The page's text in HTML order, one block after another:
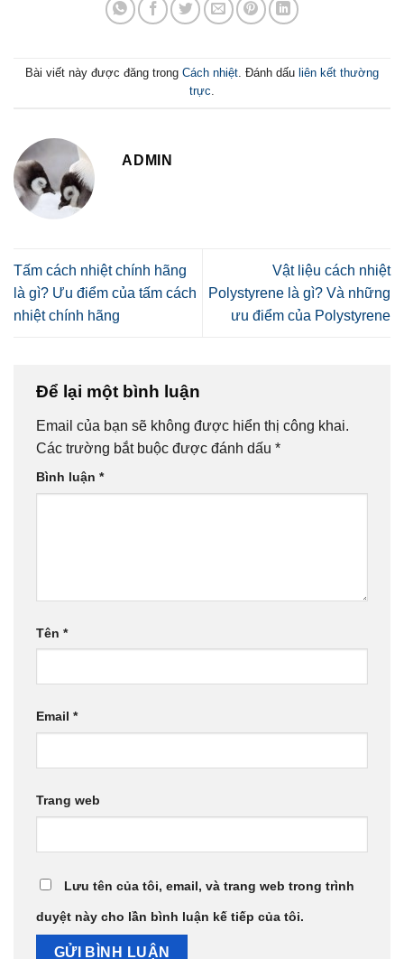
Bài viết này được đăng trong Cách nhiệt. Đánh dấu liên kết thường
trực.
ADMIN
Tấm cách nhiệt chính hãng
là gì? Ưu điểm của tấm cách
nhiệt chính hãng
Vật liệu cách nhiệt
Polystyrene là gì? Và những
ưu điểm của Polystyrene
Để lại một bình luận
Email của bạn sẽ không được hiển thị công khai.
Các trường bắt buộc được đánh dấu *
Bình luận *
Tên *
Email *
Trang web
Lưu tên của tôi, email, và trang web trong trình
duyệt này cho lần bình luận kế tiếp của tôi.